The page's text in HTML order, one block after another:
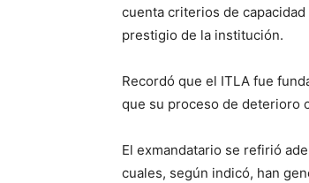
cuenta criterios de
prestigio de la institución.
Recordó que el ITLA fue
que su proceso de deterioro
El exmandatario se refirió
cuales, según indicó, han